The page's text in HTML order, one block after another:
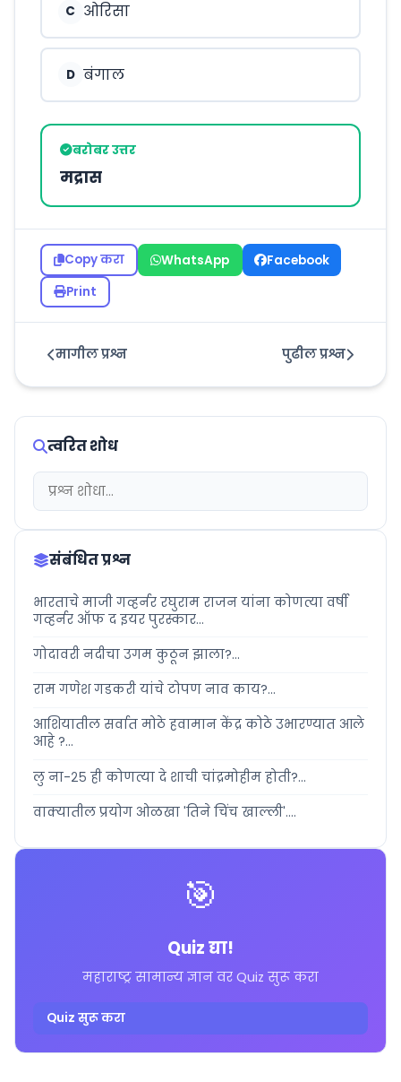
C ओरिसा
D बंगाल
बरोबर उत्तर
मद्रास
Copy करा WhatsApp
Facebook
Print
मागील प्रश्न पुढील प्रश्न
त्वरित शोध
संबंधित प्रश्न
भारताचे माजी गव्हर्नर रघुराम राजन यांना कोणत्या वर्षी
गव्हर्नर ऑफ द इयर पुरस्कार...
गोदावरी नदीचा उगम कुठून झाला?...
राम गणेश गडकरी यांचे टोपण नाव काय?...
आशियातील सर्वात मोठे हवामान केंद्र कोठे उभारण्यात आले
आहे ?...
लु ना-२५ ही कोणत्या दे शाची चांद्रमोहीम होती?...
वाक्यातील प्रयोग ओळखा 'तिने चिंच खाल्ली'....
🎯
Quiz द्या!
महाराष्ट्र सामान्य ज्ञान वर Quiz सुरू करा
Quiz सुरू करा